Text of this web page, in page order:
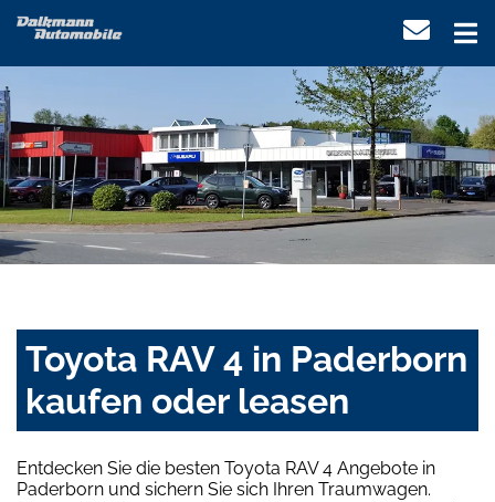
Toyota RAV 4 in Paderborn
kaufen oder leasen
Entdecken Sie die besten Toyota RAV 4 Angebote in
Paderborn und sichern Sie sich Ihren Traumwagen.